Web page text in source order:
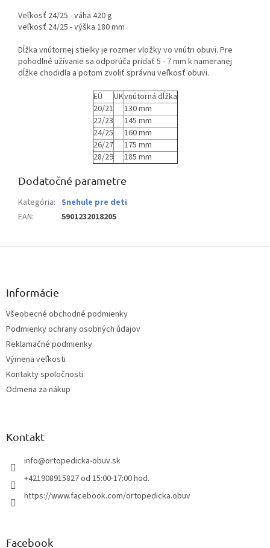
Veľkosť 24/25 - váha 420 g
veľkosť 24/25 - výška 180 mm
Dĺžka vnútornej stielky je rozmer vložky vo vnútri obuvi. Pre
pohodlné užívanie sa odporúča pridať 5 - 7 mm k nameranej
dĺžke chodidla a potom zvoliť správnu veľkosť obuvi.
EÚ
UKvnútorná dĺžka
20/21
130 mm
22/23
145 mm
24/25
160 mm
26/27
175 mm
28/29
185 mm
Dodatočné parametre
Kategória: Snehule pre deti
EAN: 5901232018205
Informácie
Všeobecné obchodné podmienky
Podmienky ochrany osobných údajov
Reklamačné podmienky
Výmena veľkosti
Kontakty spoločnosti
Odmena za nákup
Kontakt
info@ortopedicka-obuv.sk
+421908915827 od 15:00-17:00 hod.
https://www.facebook.com/ortopedicka.obuv
Facebook